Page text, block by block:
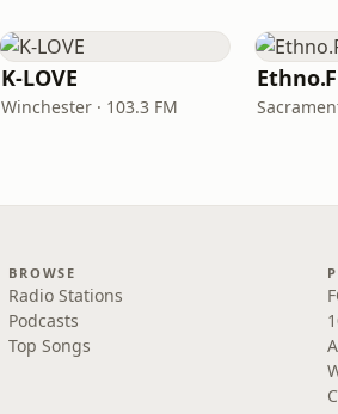
K-LOVE
Winchester · 103.3 FM
BROWSE
Radio Stations
Podcasts
Top Songs